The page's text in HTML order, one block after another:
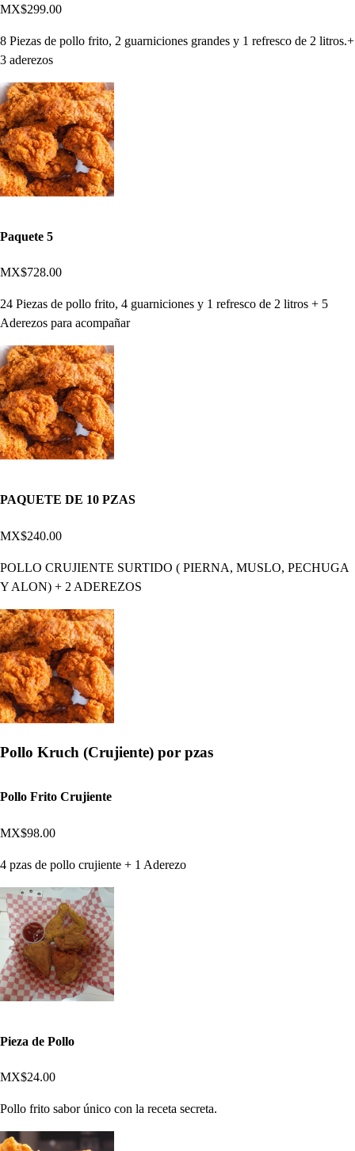
MX$299.00
8 Piezas de pollo frito, 2 guarniciones grandes y 1 refresco de 2 litros.+
3 aderezos
Paquete 5
MX$728.00
24 Piezas de pollo frito, 4 guarniciones y 1 refresco de 2 litros + 5
Aderezos para acompañar
PAQUETE DE 10 PZAS
MX$240.00
POLLO CRUJIENTE SURTIDO ( PIERNA, MUSLO, PECHUGA
Y ALON) + 2 ADEREZOS
Pollo Kruch (Crujiente) por pzas
Pollo Frito Crujiente
MX$98.00
4 pzas de pollo crujiente + 1 Aderezo
Pieza de Pollo
MX$24.00
Pollo frito sabor único con la receta secreta.